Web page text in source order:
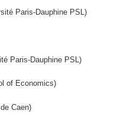
Paris-Dauphine PSL)
Paris-Dauphine PSL)
of Economics)
Caen)